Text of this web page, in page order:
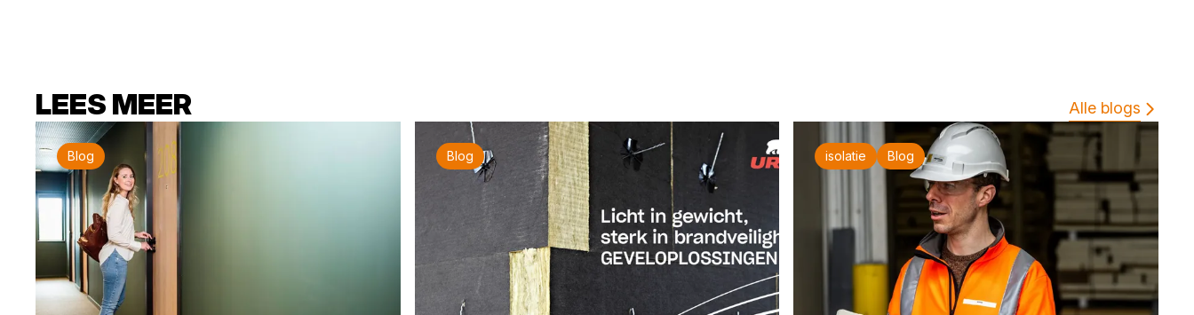
LEES MEER Alle blogs
Blog Blog isolatie Blog